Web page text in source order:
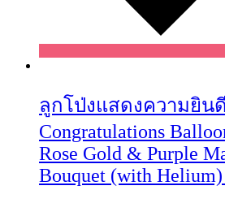
ลูกโป่งแสดงความยินดี
Congratulations
Rose Gold & Purple
Bouquet (with Helium)